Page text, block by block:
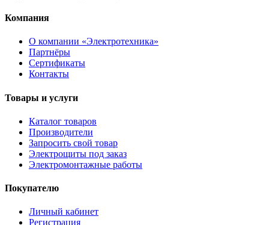
Компания
О компании «Электротехника»
Партнёры
Сертификаты
Контакты
Товары и услуги
Каталог товаров
Производители
Запросить свой товар
Электрощиты под заказ
Электромонтажные работы
Покупателю
Личный кабинет
Регистрация